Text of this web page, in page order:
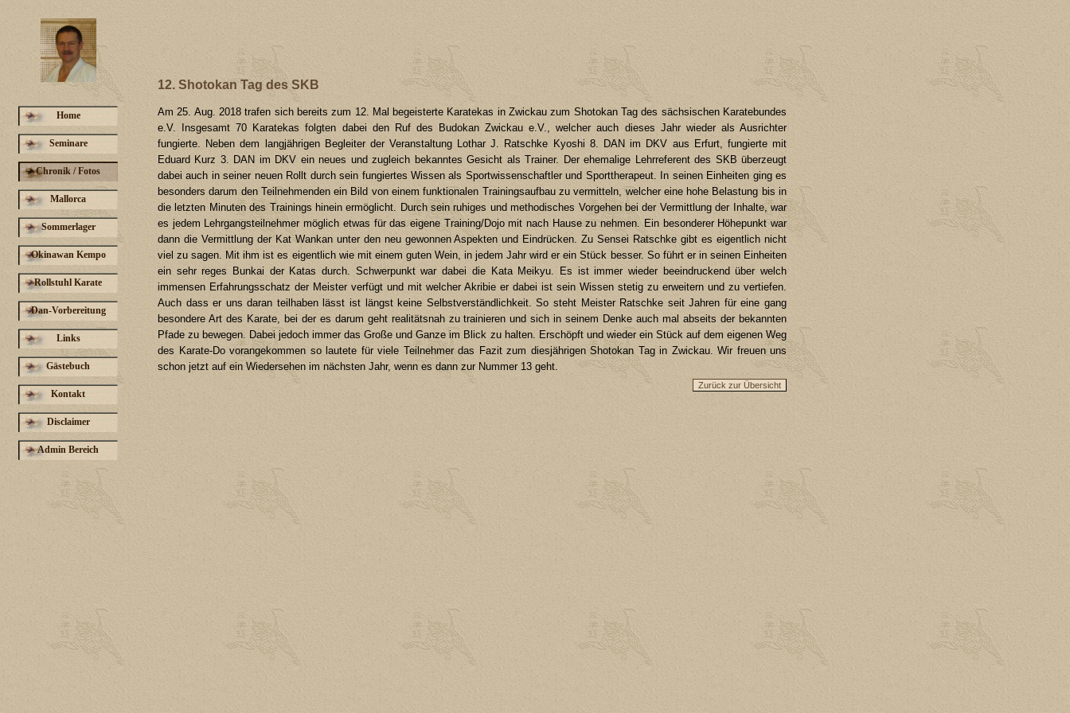
Home
Seminare
Chronik / Fotos
Mallorca
Sommerlager
Okinawan Kempo
Rollstuhl Karate
Dan-Vorbereitung
Links
Gästebuch
Kontakt
Disclaimer
Admin Bereich
12. Shotokan Tag des SKB
Am 25. Aug. 2018 trafen sich bereits zum 12. Mal begeisterte Karatekas in Zwickau zum Shotokan Tag des sächsischen Karatebundes
e.V. Insgesamt 70 Karatekas folgten dabei den Ruf des Budokan Zwickau e.V., welcher auch dieses Jahr wieder als Ausrichter
fungierte. Neben dem langjährigen Begleiter der Veranstaltung Lothar J. Ratschke Kyoshi 8. DAN im DKV aus Erfurt, fungierte mit
Eduard Kurz 3. DAN im DKV ein neues und zugleich bekanntes Gesicht als Trainer. Der ehemalige Lehrreferent des SKB überzeugt
dabei auch in seiner neuen Rollt durch sein fungiertes Wissen als Sportwissenschaftler und Sporttherapeut. In seinen Einheiten ging es
besonders darum den Teilnehmenden ein Bild von einem funktionalen Trainingsaufbau zu vermitteln, welcher eine hohe Belastung bis in
die letzten Minuten des Trainings hinein ermöglicht. Durch sein ruhiges und methodisches Vorgehen bei der Vermittlung der Inhalte, war
es jedem Lehrgangsteilnehmer möglich etwas für das eigene Training/Dojo mit nach Hause zu nehmen. Ein besonderer Höhepunkt war
dann die Vermittlung der Kat Wankan unter den neu gewonnen Aspekten und Eindrücken. Zu Sensei Ratschke gibt es eigentlich nicht
viel zu sagen. Mit ihm ist es eigentlich wie mit einem guten Wein, in jedem Jahr wird er ein Stück besser. So führt er in seinen Einheiten
ein sehr reges Bunkai der Katas durch. Schwerpunkt war dabei die Kata Meikyu. Es ist immer wieder beeindruckend über welch
immensen Erfahrungsschatz der Meister verfügt und mit welcher Akribie er dabei ist sein Wissen stetig zu erweitern und zu vertiefen.
Auch dass er uns daran teilhaben lässt ist längst keine Selbstverständlichkeit. So steht Meister Ratschke seit Jahren für eine gang
besondere Art des Karate, bei der es darum geht realitätsnah zu trainieren und sich in seinem Denke auch mal abseits der bekannten
Pfade zu bewegen. Dabei jedoch immer das Große und Ganze im Blick zu halten. Erschöpft und wieder ein Stück auf dem eigenen Weg
des Karate-Do vorangekommen so lautete für viele Teilnehmer das Fazit zum diesjährigen Shotokan Tag in Zwickau. Wir freuen uns
schon jetzt auf ein Wiedersehen im nächsten Jahr, wenn es dann zur Nummer 13 geht.